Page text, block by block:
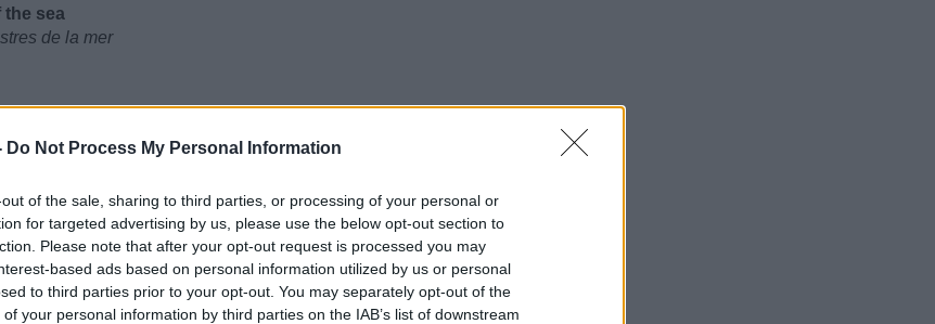
Do Not Process My Personal Information
of the sale, sharing to third parties, or processing of your personal or
for targeted advertising by us, please use the below opt-out section to
Please note that after your opt-out request is processed you may
based ads based on personal information utilized by us or personal
to third parties prior to your opt-out. You may separately opt-out of the
your personal information by third parties on the IAB’s list of downstream
the sea
de la mer